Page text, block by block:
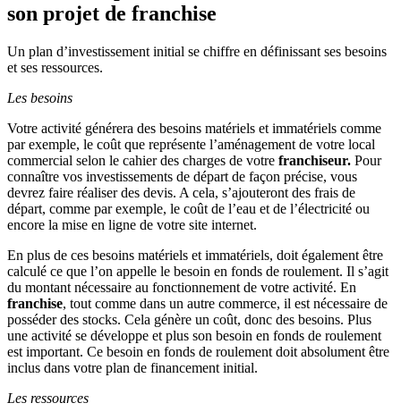
son projet de franchise
Un plan d’investissement initial se chiffre en définissant ses besoins
et ses ressources.
Les besoins
Votre activité générera des besoins matériels et immatériels comme
par exemple, le coût que représente l’aménagement de votre local
commercial selon le cahier des charges de votre franchiseur. Pour
connaître vos investissements de départ de façon précise, vous
devrez faire réaliser des devis. A cela, s’ajouteront des frais de
départ, comme par exemple, le coût de l’eau et de l’électricité ou
encore la mise en ligne de votre site internet.
En plus de ces besoins matériels et immatériels, doit également être
calculé ce que l’on appelle le besoin en fonds de roulement. Il s’agit
du montant nécessaire au fonctionnement de votre activité. En
franchise, tout comme dans un autre commerce, il est nécessaire de
posséder des stocks. Cela génère un coût, donc des besoins. Plus
une activité se développe et plus son besoin en fonds de roulement
est important. Ce besoin en fonds de roulement doit absolument être
inclus dans votre plan de financement initial.
Les ressources